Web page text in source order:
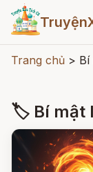
Trang chủ > Bí
🏷 Bí mật